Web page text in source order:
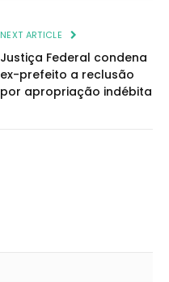
NEXT ARTICLE
Justiça Federal condena
ex-prefeito a reclusão
por apropriação indébita